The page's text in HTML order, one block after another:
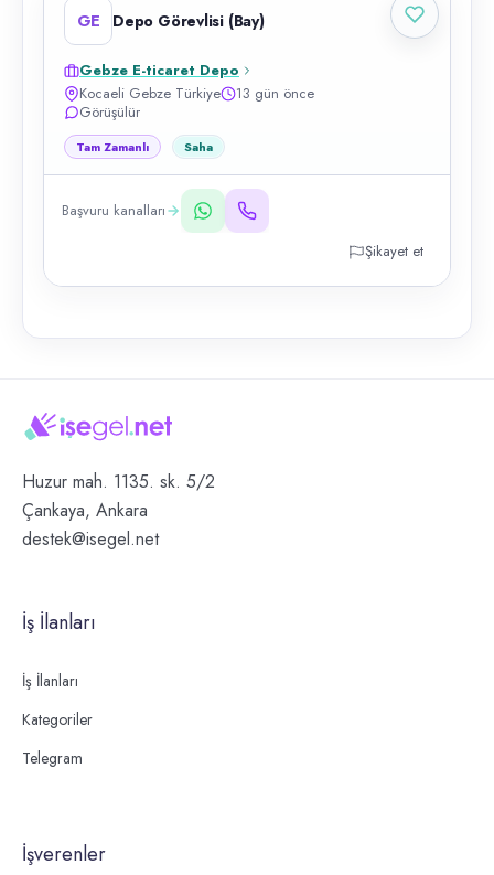
GE Depo Görevlisi (Bay)
Gebze E-ticaret Depo
Kocaeli Gebze Türkiye
13 gün önce
Görüşülür
Tam Zamanlı Saha
Başvuru kanalları
Şikayet et
Huzur mah. 1135. sk. 5/2
Çankaya, Ankara
destek@isegel.net
İş İlanları
İş İlanları
Kategoriler
Telegram
İşverenler